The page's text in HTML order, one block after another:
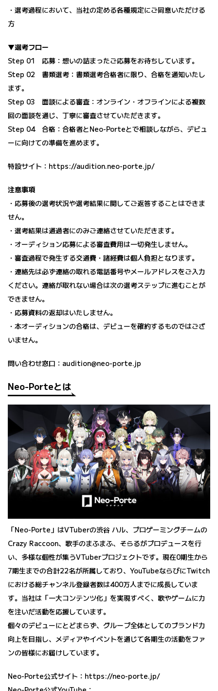
・選考過程において、当社の定める各種規定にご同意いただける
方
▼選考フロー
Step 01 応募：想いの詰まったご応募をお待ちしています。
Step 02 書類選考：書類選考合格者に限り、合格を通知いたし
ます。
Step 03 面談による審査：オンライン・オフラインによる複数
回の面談を通じ、丁寧に審査させていただきます。
Step 04 合格：合格者とNeo-Porteとで相談しながら、デビュ
ーに向けての準備を進めます。
特設サイト： https://audition.neo-porte.jp/
注意事項
・応募後の選考状況や選考結果に関してご返答することはできま
せん。
・選考結果は通過者にのみご連絡させていただきます。
・オーディション応募による審査費用は一切発生しません。
・審査過程で発生する交通費・諸経費は個人負担となります。
・連絡先は必ず連絡の取れる電話番号やメールアドレスをご入力
ください。連絡が取れない場合は次の選考ステップに進むことが
できません。
・応募資料の返却はいたしません。
・本オーディションの合格は、デビューを確約するものではござ
いません。
問い合わせ窓口：audition@neo-porte.jp
Neo-Porteとは
「Neo-Porte」はVTuberの渋谷 ハル、プロゲーミングチームの
Crazy Raccoon、歌手のまふまふ、そらるがプロデュースを行
い、多様な個性が集うVTuberプロジェクトです。現在0期生から
7期生までの合計22名が所属しており、YouTubeならびにTwitch
における総チャンネル登録者数は400万人までに成長していま
す。当社は「一大コンテンツ化」を実現すべく、歌やゲームに力
を注いだ活動を応援しています。
個々のデビューにとどまらず、グループ全体としてのブランド力
向上を目指し、メディアやイベントを通じて各期生の活動をファ
ンの皆様にお届けしています。
Neo-Porte公式サイト： https://neo-porte.jp/